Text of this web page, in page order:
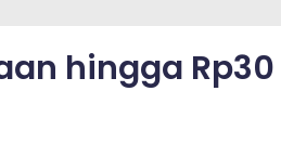
hingga Rp30